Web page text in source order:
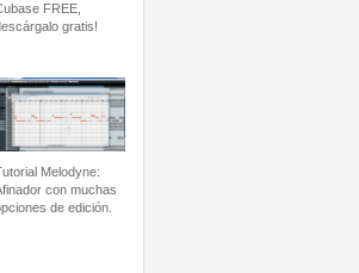
FREE,
gratis!
Melodyne:
con muchas
de edición.